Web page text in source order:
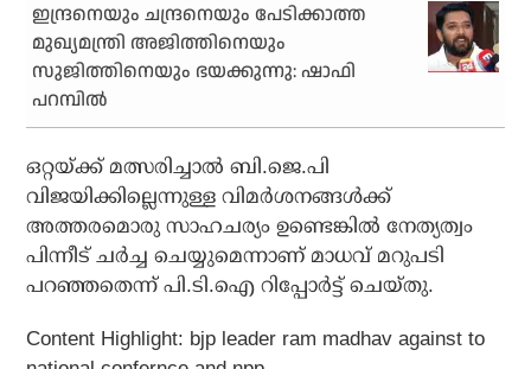
ഇന്ദ്രനെയും ചന്ദ്രനെയും പേടിക്കാത്ത
മുഖ്യമന്ത്രി അജിത്തിനെയും
സുജിത്തിനെയും ഭയക്കുന്നു: ഷാഫി
പറമ്പില്‍
ഒറ്റയ്ക്ക് മത്സരിച്ചാല്‍ ബി.ജെ.പി
വിജയിക്കില്ലെന്നുള്ള വിമര്‍ശനങ്ങള്‍ക്ക്
അത്തരമൊരു സാഹചര്യം ഉണ്ടെങ്കില്‍ നേത്യത്വം
പിന്നീട് ചര്‍ച്ച ചെയ്യുമെന്നാണ് മാധവ് മറുപടി
പറഞ്ഞതെന്ന് പി.ടി.ഐ റിപ്പോര്‍ട്ട് ചെയ്തു.
Content Highlight: bjp leader ram madhav against to